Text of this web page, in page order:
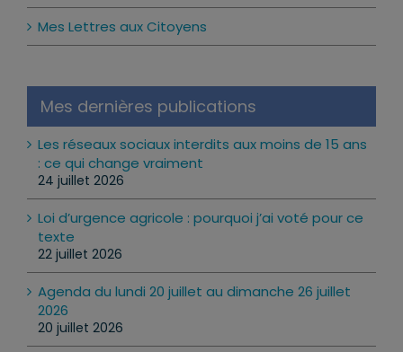
Mes Lettres aux Citoyens
Mes dernières publications
Les réseaux sociaux interdits aux moins de 15 ans
: ce qui change vraiment
24 juillet 2026
Loi d’urgence agricole : pourquoi j’ai voté pour ce
texte
22 juillet 2026
Agenda du lundi 20 juillet au dimanche 26 juillet
2026
20 juillet 2026